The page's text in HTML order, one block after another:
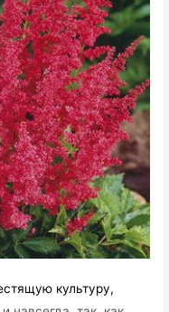
культуру,